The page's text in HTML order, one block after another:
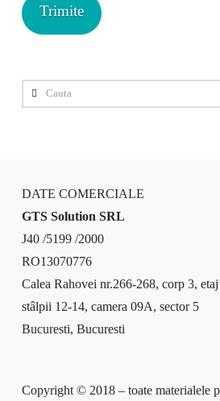
Cauta
DATE COMERCIALE
GTS Solution SRL
J40 /5199 /2000
RO13070776
Calea Rahovei nr.266-268, corp 3,
stâlpii 12-14, camera 09A, sector 5
Bucuresti, Bucuresti
Copyright © 2018 – toate materialele